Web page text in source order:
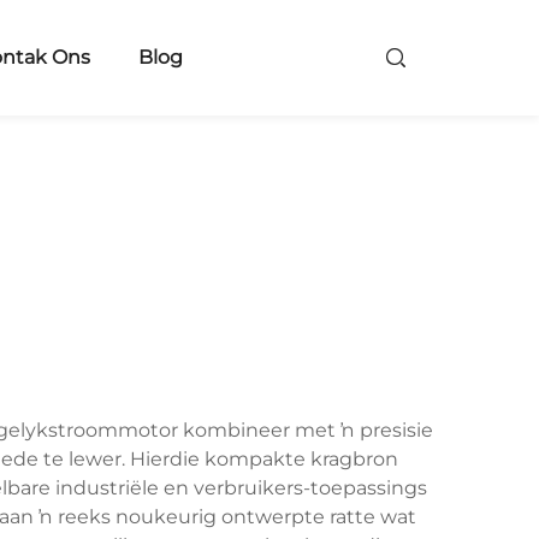
Ons Blog
kombineer met ŉ presisie
te lewer. Hierdie kompakte kragbron
industriële en verbruikers-toepassings
ŉ reeks noukeurig ontwerpte ratte wat